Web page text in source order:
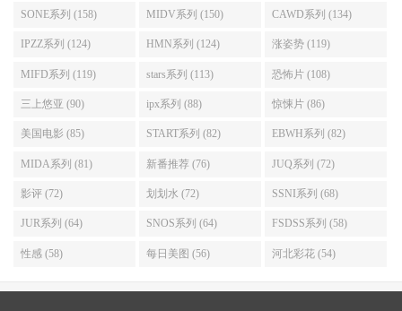
SONE系列 (158) MIDV系列 (150) CAWD系列 (134)
IPZZ系列 (124) HMN系列 (124) 涨姿势 (119)
MIFD系列 (119) stars系列 (113) 恐怖片 (108)
三上悠亚 (90) ipx系列 (88) 惊悚片 (86)
美国电影 (85) START系列 (82) EBWH系列 (82)
MIDA系列 (81) 新番推荐 (76) JUQ系列 (72)
影评 (72) 划划水 (72) SSNI系列 (68)
JUR系列 (64) SNOS系列 (64) FSDSS系列 (58)
性感 (58) 每日美图 (56) 河北彩花 (54)